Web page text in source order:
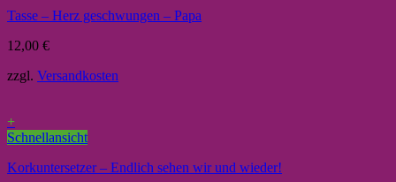
Tasse – Herz geschwungen – Papa
12,00 €
zzgl. Versandkosten
+
Schnellansicht
Korkuntersetzer – Endlich sehen wir und wieder!